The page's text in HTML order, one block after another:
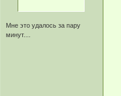
Мне это удалось за пару
минут....